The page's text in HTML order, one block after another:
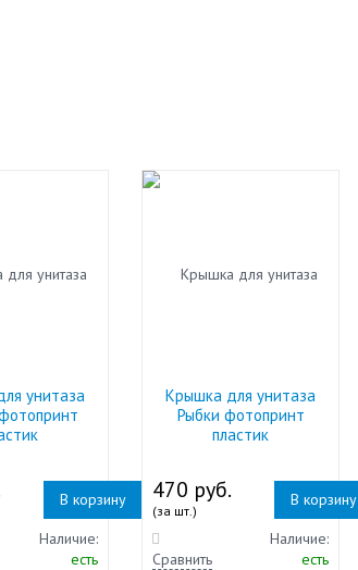
унитаза
В корзину
Наличие:
есть
Крышка для унитаза
Рыбки фотопринт
пластик
470 руб.
(за шт.)
В корзину
Сравнить
Наличие:
есть